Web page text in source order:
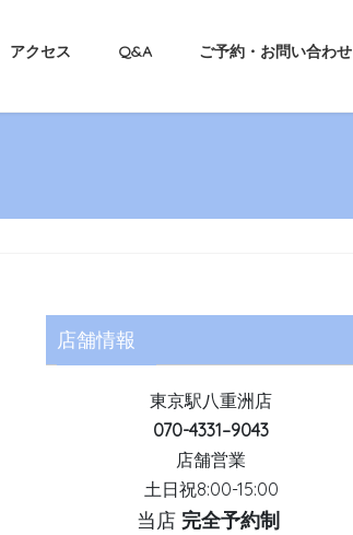
アクセス Q&A ご予約・お問い合わせ
店舗情報
東京駅八重洲店
070-4331–9043
店舗営業
土日祝8:00-15:00
当店 完全予約制